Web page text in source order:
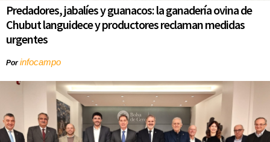
Predadores, jabalíes y guanacos: la ganadería ovina de
Chubut languidece y productores reclaman medidas
urgentes
Porinfocampo